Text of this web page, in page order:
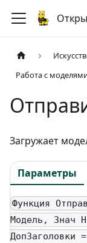
Работа с
Загружает
Параметры
Функция
Модель, Знач
ДопЗаголовки